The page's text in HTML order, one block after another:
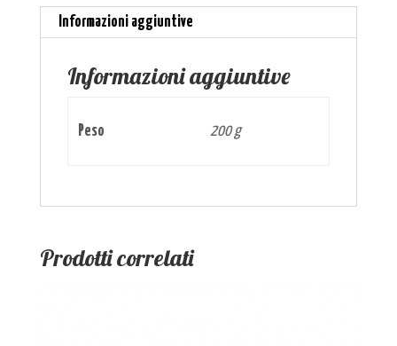
Informazioni aggiuntive
Informazioni aggiuntive
Peso 200 g
Prodotti correlati